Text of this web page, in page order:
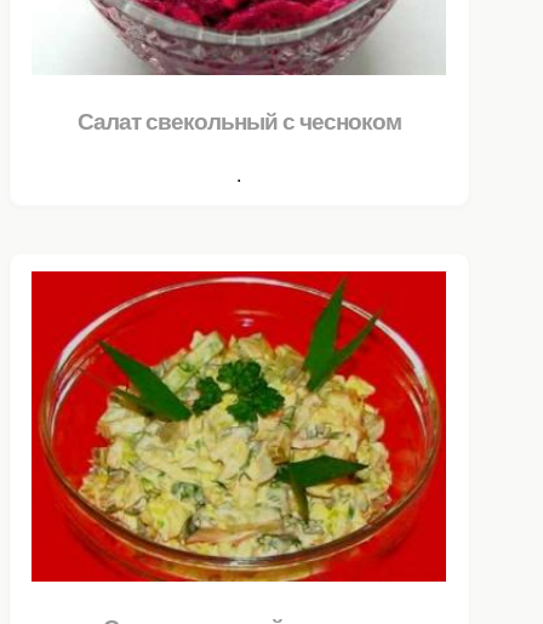
Салат свекольный с чесноком
.